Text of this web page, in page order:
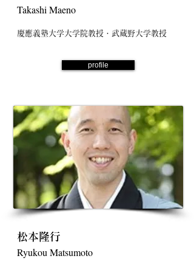
Takashi Maeno
慶應義塾大学大学院教授・武蔵野大学教授
profile
松本隆行
Ryukou Matsumoto